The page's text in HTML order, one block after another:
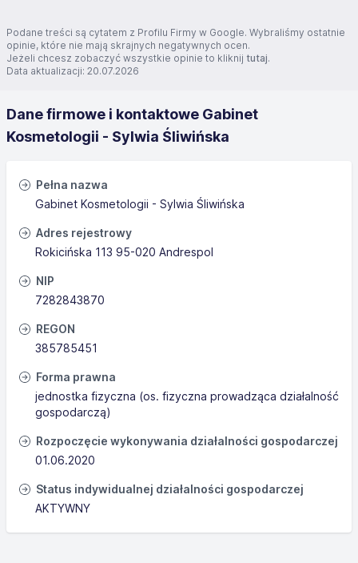
Podane treści są cytatem z Profilu Firmy w Google. Wybraliśmy ostatnie
opinie, które nie mają skrajnych negatywnych ocen.
Jeżeli chcesz zobaczyć wszystkie opinie to kliknij tutaj.
Data aktualizacji: 20.07.2026
Dane firmowe i kontaktowe Gabinet
Kosmetologii - Sylwia Śliwińska
Pełna nazwa
Gabinet Kosmetologii - Sylwia Śliwińska
Adres rejestrowy
Rokicińska 113 95-020 Andrespol
NIP
7282843870
REGON
385785451
Forma prawna
jednostka fizyczna (os. fizyczna prowadząca działalność
gospodarczą)
Rozpoczęcie wykonywania działalności gospodarczej
01.06.2020
Status indywidualnej działalności gospodarczej
AKTYWNY